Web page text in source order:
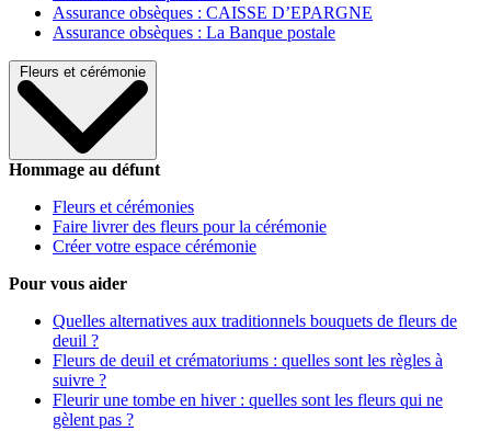
Assurance obsèques : CAISSE D’EPARGNE
Assurance obsèques : La Banque postale
Fleurs et cérémonie
Hommage au défunt
Fleurs et cérémonies
Faire livrer des fleurs pour la cérémonie
Créer votre espace cérémonie
Pour vous aider
Quelles alternatives aux traditionnels bouquets de fleurs de
deuil ?
Fleurs de deuil et crématoriums : quelles sont les règles à
suivre ?
Fleurir une tombe en hiver : quelles sont les fleurs qui ne
gèlent pas ?